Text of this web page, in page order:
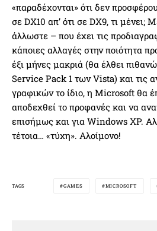
«παραδέχονται» ότι δεν
σε DX10 απ’ ότι σε DX9, τι μένει;
άλλωστε – που έχει τις
κάποιες αλλαγές στην ποιότητα
έξι μήνες μακριά (θα έλθει
Service Pack 1 των Vista) και τις
γραφικών το ίδιο, η Microsoft θα
αποδεχθεί το προφανές και να
επισήμως και για Windows XP.
τέτοια… «τύχη». Αλοίμονο!
TAGS GAMES MICROSOFT